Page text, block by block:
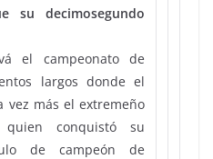
su decimosegundo
el campeonato de
largos donde el
vez más el extremeño
quien conquistó su
de campeón de